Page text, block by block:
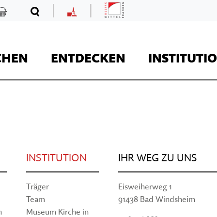
Kaufladen | | Mittelfranken
ENTDECKEN
Kaufladen
Museumsaufgaben
INSTITUTION
Träger
Team
Museum Kirche in
IHR WEG ZU UNS
Eisweiherweg 1
91438 Bad Windsheim